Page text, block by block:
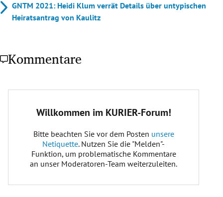
GNTM 2021: Heidi Klum verrät Details über untypischen
Heiratsantrag von Kaulitz
Kommentare